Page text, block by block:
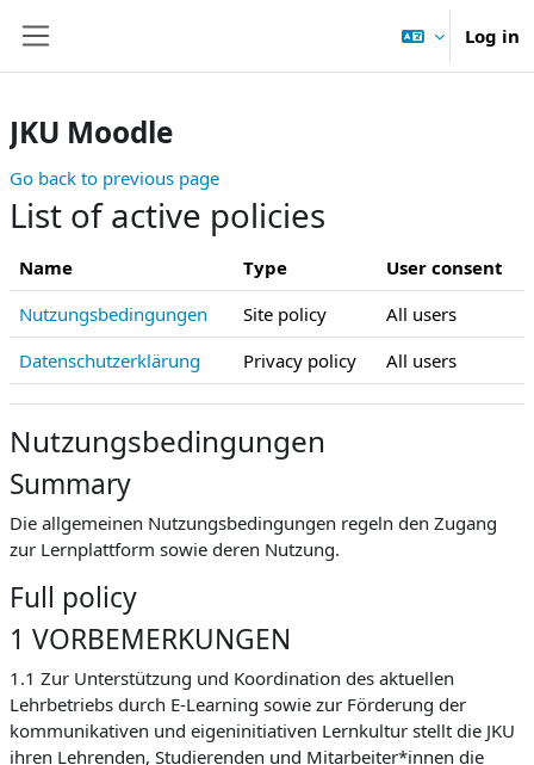
Log in
JKU Moodle
Go back to previous page
List of active policies
Name Type
User consent
Nutzungsbedingungen
Site policy
All users
Datenschutzerklärung
Privacy policy All users
Nutzungsbedingungen
Summary
Die allgemeinen Nutzungsbedingungen regeln den Zugang
zur Lernplattform sowie deren Nutzung.
Full policy
1 VORBEMERKUNGEN
1.1 Zur Unterstützung und Koordination des aktuellen
Lehrbetriebs durch E-Learning sowie zur Förderung der
kommunikativen und eigeninitiativen Lernkultur stellt die JKU
ihren Lehrenden, Studierenden und Mitarbeiter*innen die